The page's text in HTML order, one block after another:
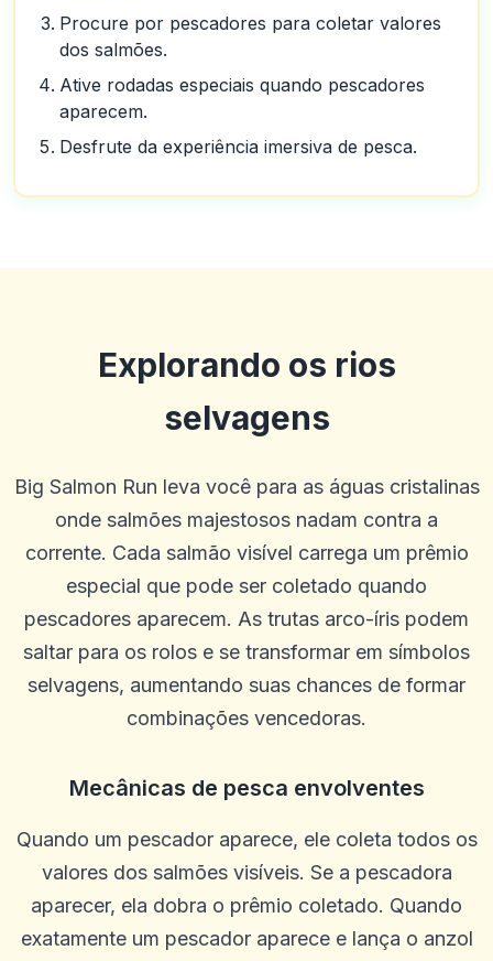
Procure por pescadores para coletar valores
dos salmões.
Ative rodadas especiais quando pescadores
aparecem.
Desfrute da experiência imersiva de pesca.
Explorando os rios
selvagens
Big Salmon Run leva você para as águas cristalinas
onde salmões majestosos nadam contra a
corrente. Cada salmão visível carrega um prêmio
especial que pode ser coletado quando
pescadores aparecem. As trutas arco-íris podem
saltar para os rolos e se transformar em símbolos
selvagens, aumentando suas chances de formar
combinações vencedoras.
Mecânicas de pesca envolventes
Quando um pescador aparece, ele coleta todos os
valores dos salmões visíveis. Se a pescadora
aparecer, ela dobra o prêmio coletado. Quando
exatamente um pescador aparece e lança o anzol
R
ROBERT WILLIAMS
2025-10-22 03:17:19